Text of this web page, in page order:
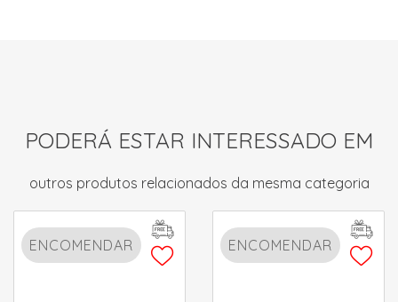
PODERÁ ESTAR INTERESSADO EM
outros produtos relacionados da mesma categoria
ENCOMENDAR ENCOMENDAR